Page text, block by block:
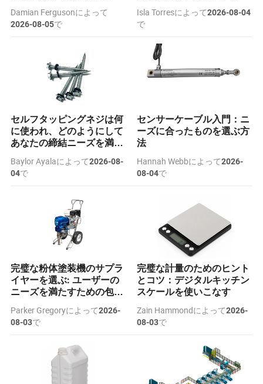
Damian Fergusonによって
2026-08-05で
Isla Torresによって2026-08-04
で
セルフタッピングネジは何
に使われ、どのようにして
あなたの締結ニーズを満た
Baylor Ayalaによって2026-08-
04で
センサーケーブル入門：ニ
ーズに合ったものを選ぶ方
法
Hannah Webbによって2026-
08-04で
完璧な粉体塗装機のサプラ
イヤーを選ぶ: ユーザーの
ニーズを満たすための包括
Parker Gregoryによって2026-
08-03で
完璧な計量のためのヒント
とコツ：デジタルキッチン
スケールを使いこなす
Zain Hammondによって2026-
08-03で